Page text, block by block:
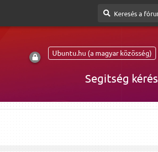
Ubuntu.hu (a magyar közösség)
Segitség kérés